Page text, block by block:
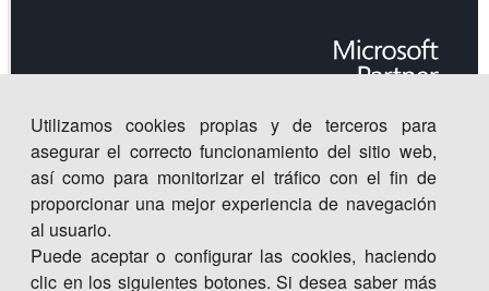
Utilizamos cookies propias y de terceros para
asegurar el correcto funcionamiento del sitio web,
así como para monitorizar el tráfico con el fin de
proporcionar una mejor experiencia de navegación
al usuario.
Puede aceptar o configurar las cookies, haciendo
clic en los siguientes botones. Si desea saber más